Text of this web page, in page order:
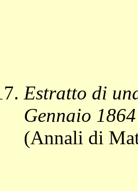
Estratto di
Gennaio
(Annali di